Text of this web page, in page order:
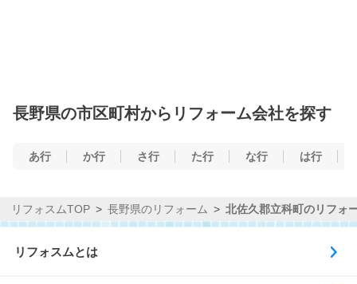
長野県の市区町村からリフォーム会社を探す
あ行 か行 さ行 た行 な行 は行
リフォスムTOP 長野県のリフォーム 北佐久郡立科町のリフォ
リフォスムとは